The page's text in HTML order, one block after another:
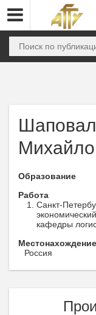
Образование
Работа
Санкт-
кафедры
Местонахождение
Россия